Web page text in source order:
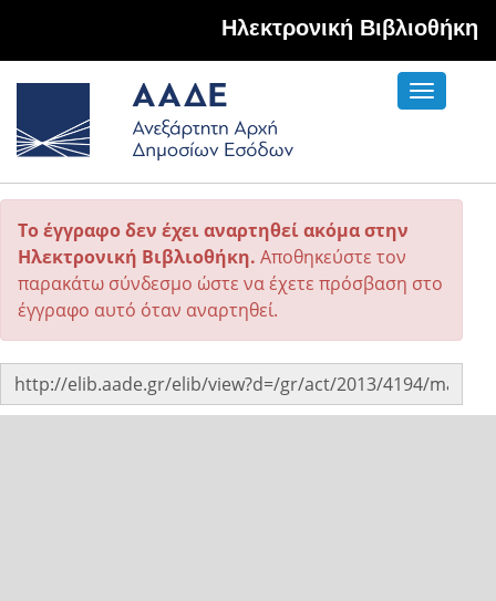
Hλεκτρονική Βιβλιοθήκη
Toggle
Το έγγραφο δεν έχει αναρτηθεί ακόμα στην
Ηλεκτρονική Βιβλιοθήκη. Αποθηκεύστε τον
παρακάτω σύνδεσμο ώστε να έχετε πρόσβαση στο
έγγραφο αυτό όταν αναρτηθεί.